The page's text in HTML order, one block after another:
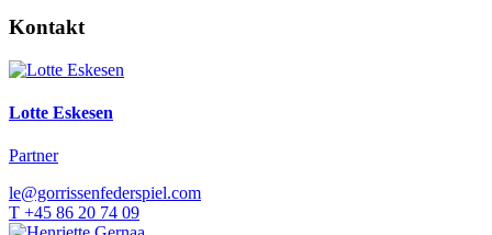
Kontakt
Lotte Eskesen
Partner
le@gorrissenfederspiel.com
T +45 86 20 74 09